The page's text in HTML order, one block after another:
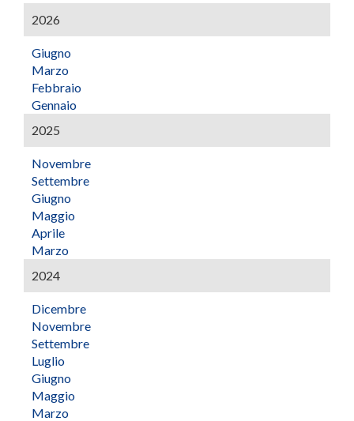
2026
Giugno
Marzo
Febbraio
Gennaio
2025
Novembre
Settembre
Giugno
Maggio
Aprile
Marzo
2024
Dicembre
Novembre
Settembre
Luglio
Giugno
Maggio
Marzo